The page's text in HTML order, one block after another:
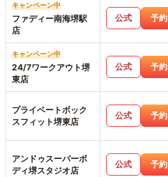
キャンペーン中
ファディー南海堺駅
店
公式 予約
キャンペーン中
24/7ワークアウト堺
東店
公式 予約
プライベートボック
スフィット堺東店
公式 予約
アンドゥスーパーボ
ディ堺スタジオ店
公式 予約